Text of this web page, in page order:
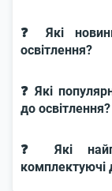
❓ Які
освітлення?
❓ Які
до освітлення?
❓ Які
комплектуючі